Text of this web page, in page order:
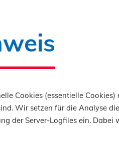
Cookies (essentielle Cookies)
Wir setzen für die Analyse
der Server-Logfiles ein. Dabei
Ergebnissen aus der
in die abc Bau
wurden durch
– geehrt.
haben die
Gerber und Ole